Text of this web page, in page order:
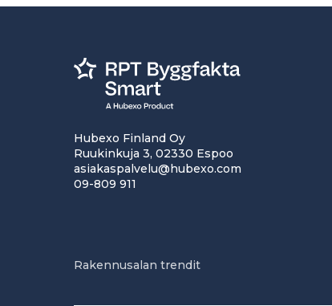
Hubexo Finland Oy
Ruukinkuja 3, 02330 Espoo
asiakaspalvelu@hubexo.com
09-809 911
Rakennusalan trendit